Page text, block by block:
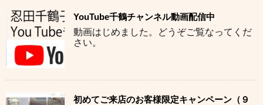
YouTube千鶴チャンネル動画配信中
動画はじめました。どうぞご覧なってくだ
さい。
初めてご来店のお客様限定キャンペーン（９